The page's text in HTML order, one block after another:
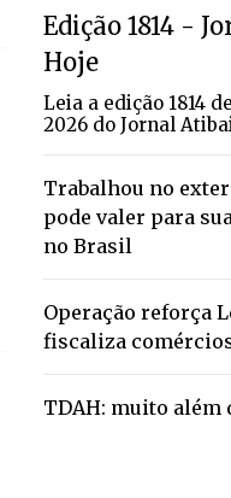
Edição 1814 -
Hoje
Leia a edição 1814
2026 do Jornal
Trabalhou no
pode valer para
no Brasil
Operação reforça
fiscaliza
TDAH: muito além